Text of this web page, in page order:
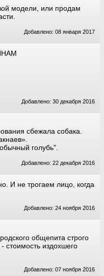
модели, или продам
Добавлено: 08 января 2017
Добавлено: 30 декабря 2016
сбежала собака.
голубь".
Добавлено: 22 декабря 2016
И не трогаем лицо, когда
Добавлено: 24 ноября 2016
общепита строго
издохшего
Добавлено: 07 ноября 2016